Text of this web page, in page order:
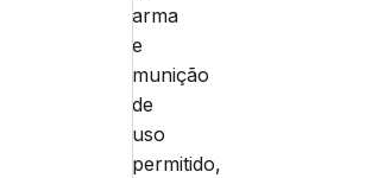
arma
e
munição
de
uso
permitido,